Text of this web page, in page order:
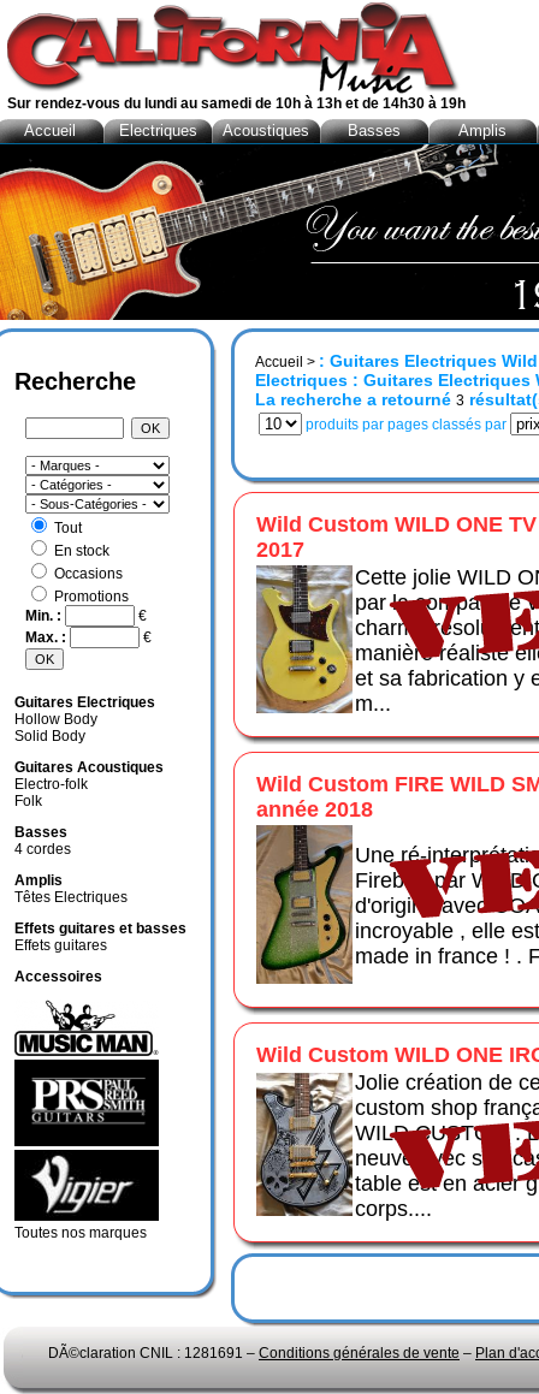
Accueil > : Guitares Electriques
Electriques : Guitares Electriques
La recherche a retourné 3
produits par pages classés par
Wild Custom WILD ONE
2017
Cette jolie WILD
par la compagnie
charme
manière réaliste
et sa fabrication y
m...
Wild Custom FIRE WILD
année 2018
Une ré-
Firebird par WILD
d'origine avec
incroyable , elle
made in france ! .
Wild Custom WILD ONE
Jolie création de
custom shop
WILD CUSTOM .
neuve avec son
table est en acier
corps....
Recherche
Tout
En stock
Occasions
Promotions
Min. :
€
Max. :
€
Guitares Electriques
Hollow Body
Solid Body
Guitares Acoustiques
Electro-folk
Folk
Basses
4 cordes
Amplis
Têtes Electriques
Effets guitares et basses
Effets guitares
Accessoires
Toutes nos marques
DÃ©claration CNIL : 1281691 – Conditions générales de vente – Plan
Sur rendez-vous du lundi au samedi de 10h à 13h et de 14h30 à 19h
Accueil Electriques Acoustiques Basses Amplis